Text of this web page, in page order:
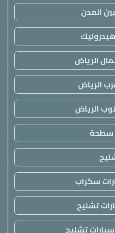
المدن
الرياض
الرياض
الرياض
سطحة
سكراب
تشليح
تشليح